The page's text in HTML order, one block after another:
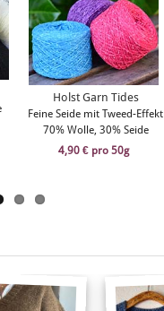
Holst Garn Tides
Feine Seide mit Tweed-Effekt
70% Wolle, 30% Seide
4,90 € pro 50g